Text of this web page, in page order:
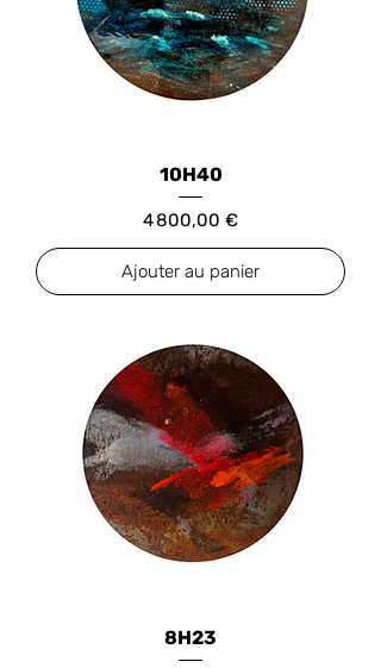
10H40
Prix
4 800,00 €
Ajouter au panier
8H23